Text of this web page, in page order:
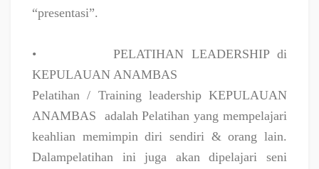
“presentasi”.
•
PELATIHAN LEADERSHIP di
KEPULAUAN ANAMBAS
Pelatihan / Training leadership KEPULAUAN
ANAMBAS
adalah Pelatihan yang mempelajari
keahlian memimpin diri sendiri & orang lain.
Dalampelatihan ini juga akan dipelajari seni